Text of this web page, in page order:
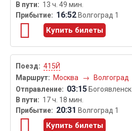
13 ч. 49 мин.
16:52 Волгоград 1
Купить билеты
415Й
Москва
→ Волгоград
03:15 Богоявленск
17 ч. 18 мин.
20:31 Волгоград 1
Купить билеты